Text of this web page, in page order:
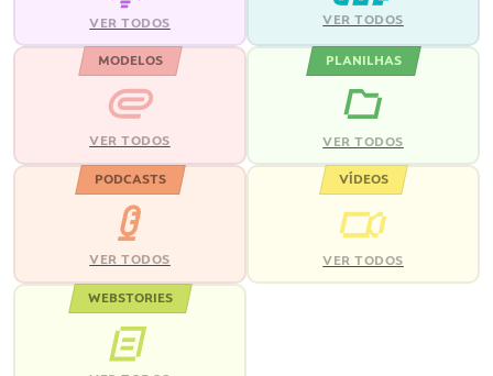
VER TODOS VER TODOS
MODELOS
VER TODOS
PLANILHAS
VER TODOS
PODCASTS
VER TODOS
VÍDEOS
VER TODOS
WEBSTORIES